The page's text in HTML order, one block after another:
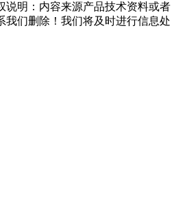
说明：内容来源产品技术资料或者
我们删除！我们将及时进行信息处